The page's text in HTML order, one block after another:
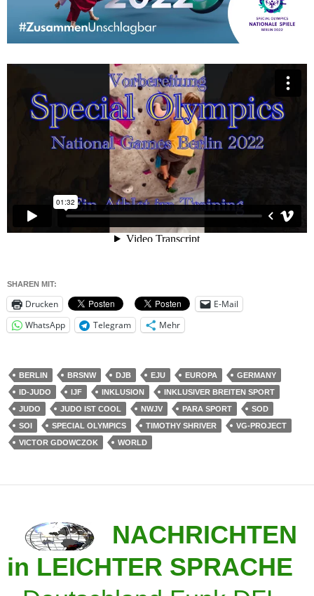
SHAREN MIT:
Drucken
E-Mail
WhatsApp
Telegram Mehr
BERLIN BRSNW DJB EJU EUROPA
GERMANY
ID-JUDO
IJF INKLUSION
INKLUSIVER BREITEN SPORT
JUDO
JUDO IST COOL NWJV PARA SPORT
SOD
SOI
SPECIAL OLYMPICS TIMOTHY SHRIVER
VG-PROJECT
VICTOR GDOWCZOK
WORLD
NACHRICHTEN
in LEICHTER SPRACHE